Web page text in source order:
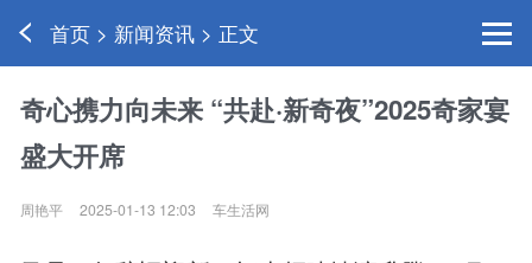
首页 > 新闻资讯 > 正文
奇心携力向未来 “共赴·新奇夜”2025奇家宴
盛大开席
周艳平 2025-01-13 12:03 车生活网